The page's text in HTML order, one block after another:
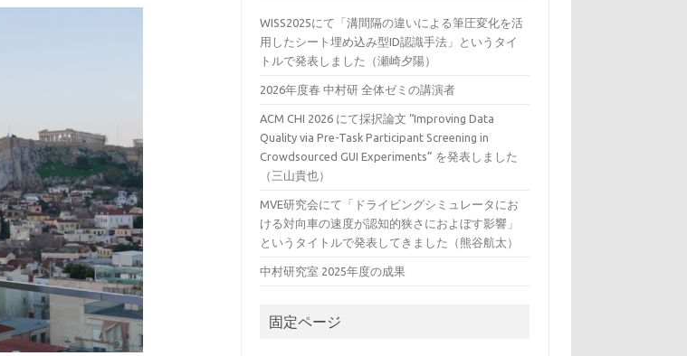
WISS2025にて「溝間隔の違いによる筆圧変化を活
用したシート埋め込み型ID認識手法」というタイ
トルで発表しました（瀬崎夕陽）
2026年度春 中村研 全体ゼミの講演者
ACM CHI 2026 にて採択論文 “Improving Data
Quality via Pre-Task Participant Screening in
Crowdsourced GUI Experiments” を発表しました
（三山貴也）
MVE研究会にて「ドライビングシミュレータにお
ける対向車の速度が認知的狭さにおよぼす影響」
というタイトルで発表してきました（熊谷航太）
中村研究室 2025年度の成果
固定ページ